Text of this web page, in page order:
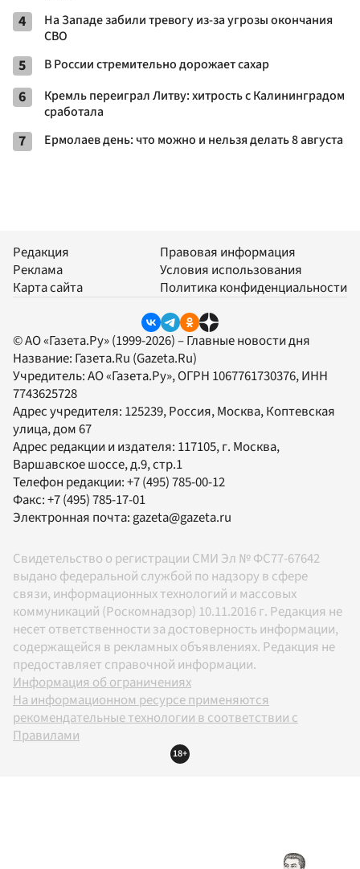
4
На Западе забили тревогу из-за угрозы окончания
СВО
5 В России стремительно дорожает сахар
6
Кремль переиграл Литву: хитрость с Калининградом
сработала
7 Ермолаев день: что можно и нельзя делать 8 августа
Редакция
Реклама
Карта сайта
Правовая информация
Условия использования
Политика конфиденциальности
© АО «Газета.Ру» (1999-2026) – Главные новости дня
Название: Газета.Ru (Gazeta.Ru)
Учредитель:АО «Газета.Ру», ОГРН 1067761730376, ИНН
7743625728
Адрес учредителя: 125239, Россия, Москва, Коптевская
улица, дом 67
Адрес редакции и издателя: 117105, г. Москва,
Варшавское шоссе, д.9, стр.1
Телефон редакции:+7 (495) 785-00-12
Факс:+7 (495) 785-17-01
Электронная почта: gazeta@gazeta.ru
Свидетельство о регистрации СМИ Эл № ФС77-67642
выдано федеральной службой по надзору в сфере
связи, информационных технологий и массовых
коммуникаций (Роскомнадзор) 10.11.2016 г. Редакция не
несет ответственности за достоверность информации,
содержащейся в рекламных объявлениях. Редакция не
предоставляет справочной информации.
Информация об ограничениях
На информационном ресурсе применяются
рекомендательные технологии в соответствии с
Правилами
18+